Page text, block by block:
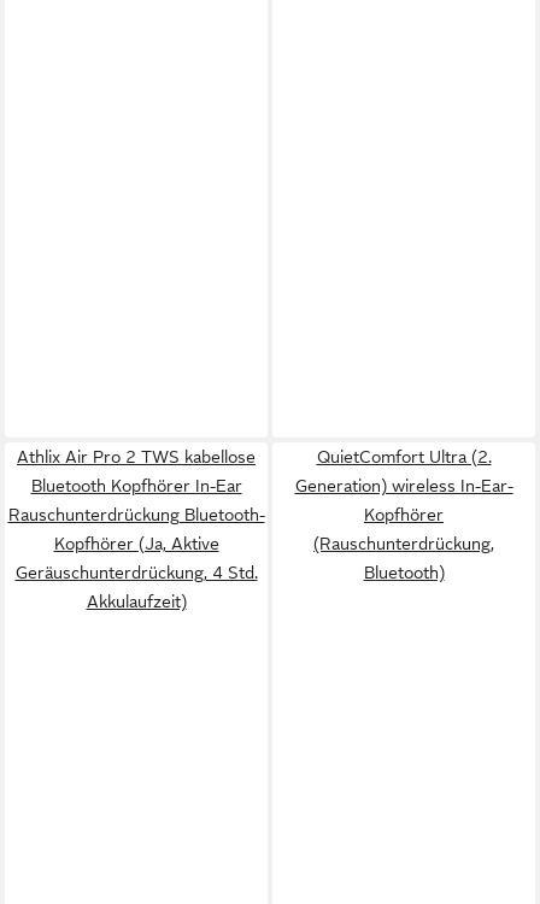
Athlix Air Pro 2 TWS kabellose
Bluetooth Kopfhörer In-Ear
Rauschunterdrückung Bluetooth-
Kopfhörer (Ja, Aktive
Geräuschunterdrückung, 4 Std.
Akkulaufzeit)
QuietComfort Ultra (2.
Generation) wireless In-Ear-
Kopfhörer
(Rauschunterdrückung,
Bluetooth)